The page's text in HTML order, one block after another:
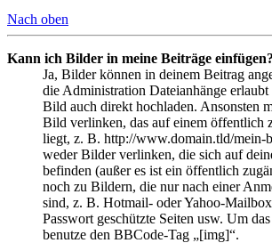
Nach oben
Kann ich Bilder in meine Beiträge einfügen?
Ja, Bilder können in deinem Beitrag
die Administration Dateianhänge erlaubt
Bild auch direkt hochladen. Ansonsten
Bild verlinken, das auf einem öffentlich
liegt, z. B. http://www.domain.tld/mein-
weder Bilder verlinken, die sich auf
befinden (außer es ist ein öffentlich
noch zu Bildern, die nur nach einer
sind, z. B. Hotmail- oder Yahoo-
Passwort geschützte Seiten usw. Um
benutze den BBCode-Tag „[img]“.